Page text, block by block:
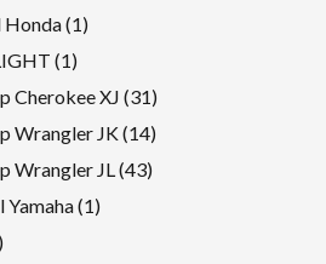
Honda 11
11
produk
Cherokee XJ 3131
produk
Wrangler JK 1414
produk
Wrangler JL 4343
11
1